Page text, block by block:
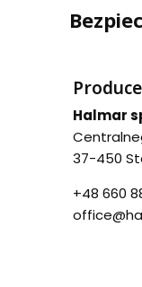
Halmar
37-450
+48 660